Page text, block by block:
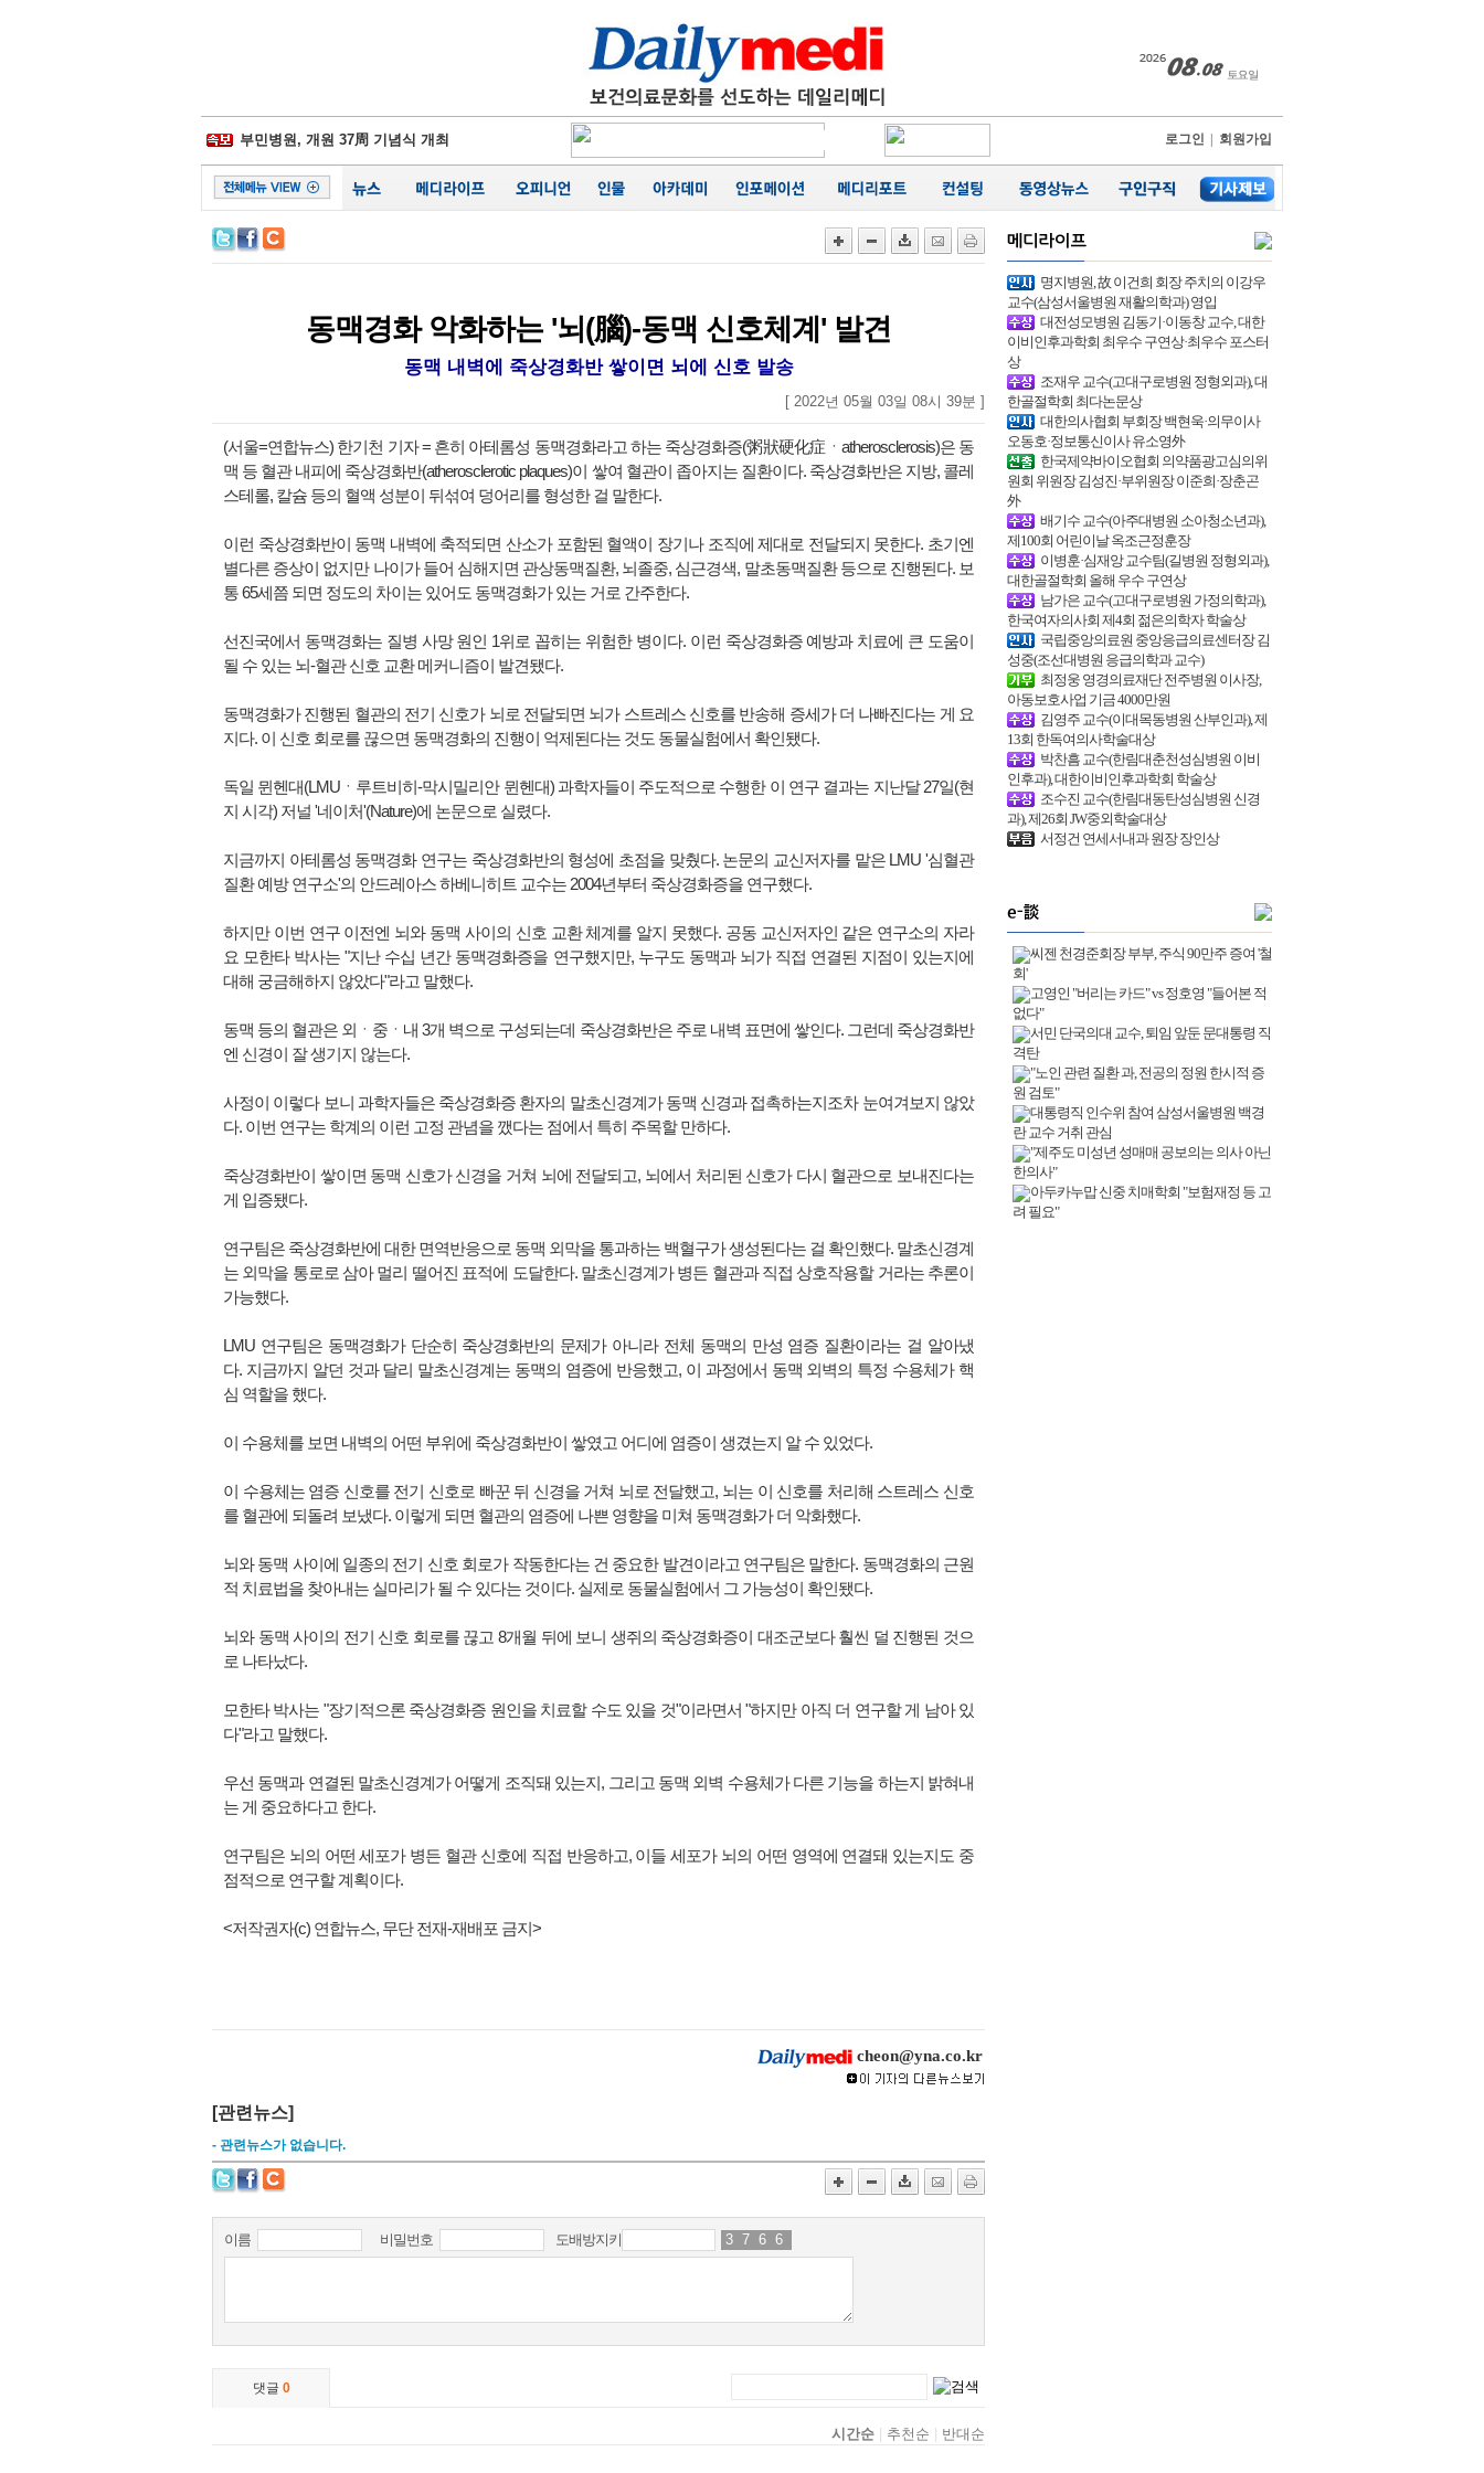
경찰병원, 어버이날 맞아 입원환자에 카네이션
부민병원, 개원 37周 기념식 개최
일동후디스, ‘어버이날 선물 이벤트' 진행
김포우리병원, '이웃사랑 그리기 대회' 성료
서울대병원, 베트남에 검진시스템 이식
비플러스랩, 종합 헬스케어 플랫폼 잰걸음
시화병원, 심폐소생술 모의훈련‧실기평가
삼성물산-제일모직 합병 무효소송 6년만에 '마무
로그인 회원가입
동맥경화 악화하는 '뇌(腦)-동맥 신호체계' 발견
동맥 내벽에 죽상경화반 쌓이면 뇌에 신호 발송
[ 2022년 05월 03일 08시 39분 ]
(서울=연합뉴스) 한기천 기자 = 흔히 아테롬성 동맥경화라고 하는 죽상경화증(粥狀硬化症ㆍatherosclerosis)은 동
맥 등 혈관 내피에 죽상경화반(atherosclerotic plaques)이 쌓여 혈관이 좁아지는 질환이다. 죽상경화반은 지방, 콜레
스테롤, 칼슘 등의 혈액 성분이 뒤섞여 덩어리를 형성한 걸 말한다.
이런 죽상경화반이 동맥 내벽에 축적되면 산소가 포함된 혈액이 장기나 조직에 제대로 전달되지 못한다. 초기엔
별다른 증상이 없지만 나이가 들어 심해지면 관상동맥질환, 뇌졸중, 심근경색, 말초동맥질환 등으로 진행된다. 보
통 65세쯤 되면 정도의 차이는 있어도 동맥경화가 있는 거로 간주한다.
선진국에서 동맥경화는 질병 사망 원인 1위로 꼽히는 위험한 병이다. 이런 죽상경화증 예방과 치료에 큰 도움이
될 수 있는 뇌-혈관 신호 교환 메커니즘이 발견됐다.
동맥경화가 진행된 혈관의 전기 신호가 뇌로 전달되면 뇌가 스트레스 신호를 반송해 증세가 더 나빠진다는 게 요
지다. 이 신호 회로를 끊으면 동맥경화의 진행이 억제된다는 것도 동물실험에서 확인됐다.
독일 뮌헨대(LMUㆍ루트비히-막시밀리안 뮌헨대) 과학자들이 주도적으로 수행한 이 연구 결과는 지난달 27일(현
지 시각) 저널 '네이처'(Nature)에 논문으로 실렸다.
지금까지 아테롬성 동맥경화 연구는 죽상경화반의 형성에 초점을 맞췄다. 논문의 교신저자를 맡은 LMU '심혈관
질환 예방 연구소'의 안드레아스 하베니히트 교수는 2004년부터 죽상경화증을 연구했다.
하지만 이번 연구 이전엔 뇌와 동맥 사이의 신호 교환 체계를 알지 못했다. 공동 교신저자인 같은 연구소의 자라
요 모한타 박사는 "지난 수십 년간 동맥경화증을 연구했지만, 누구도 동맥과 뇌가 직접 연결된 지점이 있는지에
대해 궁금해하지 않았다"라고 말했다.
동맥 등의 혈관은 외ㆍ중ㆍ내 3개 벽으로 구성되는데 죽상경화반은 주로 내벽 표면에 쌓인다. 그런데 죽상경화반
엔 신경이 잘 생기지 않는다.
사정이 이렇다 보니 과학자들은 죽상경화증 환자의 말초신경계가 동맥 신경과 접촉하는지조차 눈여겨보지 않았
다. 이번 연구는 학계의 이런 고정 관념을 깼다는 점에서 특히 주목할 만하다.
죽상경화반이 쌓이면 동맥 신호가 신경을 거쳐 뇌에 전달되고, 뇌에서 처리된 신호가 다시 혈관으로 보내진다는
게 입증됐다.
연구팀은 죽상경화반에 대한 면역반응으로 동맥 외막을 통과하는 백혈구가 생성된다는 걸 확인했다. 말초신경계
는 외막을 통로로 삼아 멀리 떨어진 표적에 도달한다. 말초신경계가 병든 혈관과 직접 상호작용할 거라는 추론이
가능했다.
LMU 연구팀은 동맥경화가 단순히 죽상경화반의 문제가 아니라 전체 동맥의 만성 염증 질환이라는 걸 알아냈
다. 지금까지 알던 것과 달리 말초신경계는 동맥의 염증에 반응했고, 이 과정에서 동맥 외벽의 특정 수용체가 핵
심 역할을 했다.
이 수용체를 보면 내벽의 어떤 부위에 죽상경화반이 쌓였고 어디에 염증이 생겼는지 알 수 있었다.
이 수용체는 염증 신호를 전기 신호로 빠꾼 뒤 신경을 거쳐 뇌로 전달했고, 뇌는 이 신호를 처리해 스트레스 신호
를 혈관에 되돌려 보냈다. 이렇게 되면 혈관의 염증에 나쁜 영향을 미쳐 동맥경화가 더 악화했다.
뇌와 동맥 사이에 일종의 전기 신호 회로가 작동한다는 건 중요한 발견이라고 연구팀은 말한다. 동맥경화의 근원
적 치료법을 찾아내는 실마리가 될 수 있다는 것이다. 실제로 동물실험에서 그 가능성이 확인됐다.
뇌와 동맥 사이의 전기 신호 회로를 끊고 8개월 뒤에 보니 생쥐의 죽상경화증이 대조군보다 훨씬 덜 진행된 것으
로 나타났다.
모한타 박사는 "장기적으론 죽상경화증 원인을 치료할 수도 있을 것"이라면서 "하지만 아직 더 연구할 게 남아 있
다"라고 말했다.
우선 동맥과 연결된 말초신경계가 어떻게 조직돼 있는지, 그리고 동맥 외벽 수용체가 다른 기능을 하는지 밝혀내
는 게 중요하다고 한다.
연구팀은 뇌의 어떤 세포가 병든 혈관 신호에 직접 반응하고, 이들 세포가 뇌의 어떤 영역에 연결돼 있는지도 중
점적으로 연구할 계획이다.
<저작권자(c) 연합뉴스, 무단 전재-재배포 금지>
cheon@yna.co.kr
[관련뉴스]
- 관련뉴스가 없습니다.
명지병원, 故 이건희 회장 주치의 이강우
교수(삼성서울병원 재활의학과) 영입
대전성모병원 김동기·이동창 교수, 대한
이비인후과학회 최우수 구연상·최우수 포스터
상
조재우 교수(고대구로병원 정형외과), 대
한골절학회 최다논문상
대한의사협회 부회장 백현욱·의무이사
오동호·정보통신이사 유소영外
한국제약바이오협회 의약품광고심의위
원회 위원장 김성진·부위원장 이준희·장춘곤
外
배기수 교수(아주대병원 소아청소년과),
제100회 어린이날 옥조근정훈장
이병훈·심재앙 교수팀(길병원 정형외과),
대한골절학회 올해 우수 구연상
남가은 교수(고대구로병원 가정의학과),
한국여자의사회 제4회 젊은의학자 학술상
국립중앙의료원 중앙응급의료센터장 김
성중(조선대병원 응급의학과 교수)
최정웅 영경의료재단 전주병원 이사장,
아동보호사업 기금 4000만원
김영주 교수(이대목동병원 산부인과), 제
13회 한독여의사학술대상
박찬흠 교수(한림대춘천성심병원 이비
인후과), 대한이비인후과학회 학술상
조수진 교수(한림대동탄성심병원 신경
과), 제26회 JW중외학술대상
서정건 연세서내과 원장 장인상
씨젠 천경준회장 부부, 주식 90만주 증여 '철
회'
고영인 "버리는 카드" vs 정호영 "들어본 적
없다"
서민 단국의대 교수, 퇴임 앞둔 문대통령 직
격탄
"노인 관련 질환 과, 전공의 정원 한시적 증
원 검토"
대통령직 인수위 참여 삼성서울병원 백경
란 교수 거취 관심
"제주도 미성년 성매매 공보의는 의사 아닌
한의사"
아두카누맙 신중 치매학회 "보험재정 등 고
려 필요"